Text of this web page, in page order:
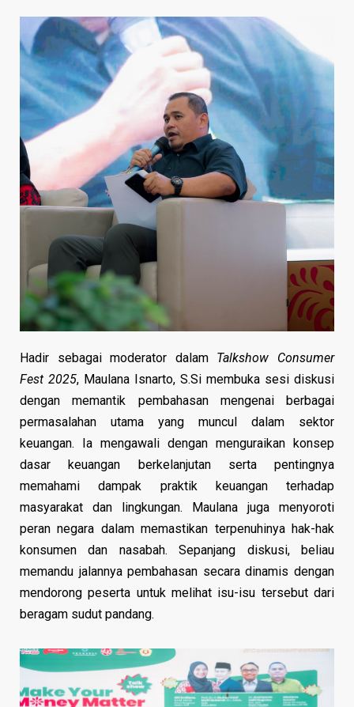
Hadir sebagai moderator dalam Talkshow
Consumer
Fest 2025, Maulana Isnarto, S.Si membuka sesi diskusi
dengan memantik pembahasan mengenai berbagai
permasalahan utama yang muncul dalam sektor
keuangan. Ia mengawali dengan menguraikan konsep
dasar keuangan berkelanjutan serta pentingnya
memahami dampak praktik keuangan terhadap
masyarakat dan lingkungan. Maulana juga menyoroti
peran negara dalam memastikan terpenuhinya hak-hak
konsumen dan nasabah. Sepanjang diskusi, beliau
memandu jalannya pembahasan secara dinamis dengan
mendorong peserta untuk melihat isu-isu tersebut dari
beragam sudut pandang.